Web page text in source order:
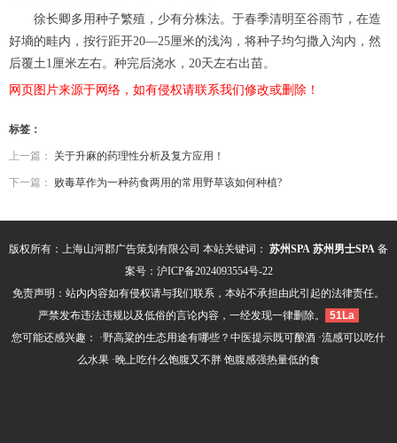
徐长卿多用种子繁殖，少有分株法。于春季清明至谷雨节，在造
好墒的畦内，按行距开20—25厘米的浅沟，将种子均匀撒入沟内，然
后覆土1厘米左右。种完后浇水，20天左右出苗。
网页图片来源于网络，如有侵权请联系我们修改或删除！
标签：
上一篇： 关于升麻的药理性分析及复方应用！
下一篇： 败毒草作为一种药食两用的常用野草该如何种植?
版权所有：上海山河郡广告策划有限公司 本站关键词： 苏州SPA 苏州男士SPA 备
案号： 沪ICP备2024093554号-22
免责声明：站内内容如有侵权请与我们联系，本站不承担由此引起的法律责任。
严禁发布违法违规以及低俗的言论内容，一经发现一律删除。
51La
您可能还感兴趣： ·野高粱的生态用途有哪些？中医提示既可酿酒 ·流感可以吃什
么水果 ·晚上吃什么饱腹又不胖 饱腹感强热量低的食